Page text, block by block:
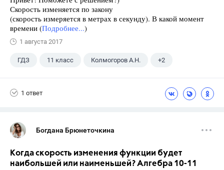
Скорость изменяется по закону
(скорость измеряется в метрах в секунду). В какой момент
времени (Подробнее...)
1 августа 2017
ГДЗ 11 класс Колмогоров А.Н. +2
1 ответ
Богдана Брюнеточкина
Когда скорость изменения функции будет
наибольшей или наименьшей? Алгебра 10-11